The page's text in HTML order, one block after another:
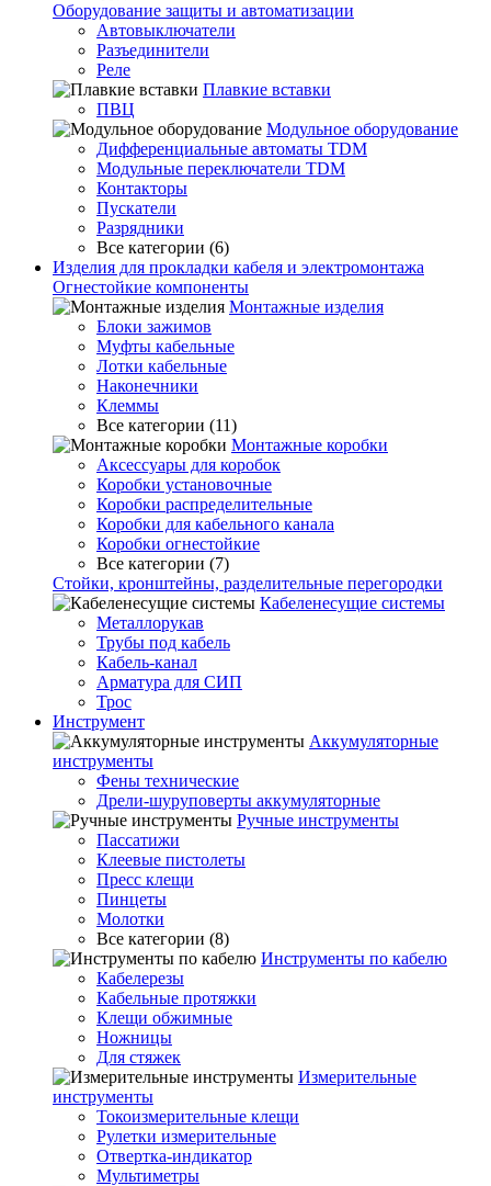
Оборудование защиты и автоматизации
Автовыключатели
Разъединители
Реле
Плавкие вставки
ПВЦ
Модульное оборудование
Дифференциальные автоматы TDM
Модульные переключатели TDM
Контакторы
Пускатели
Разрядники
Все категории (6)
Изделия для прокладки кабеля и электромонтажа
Огнестойкие компоненты
Монтажные изделия
Блоки зажимов
Муфты кабельные
Лотки кабельные
Наконечники
Клеммы
Все категории (11)
Монтажные коробки
Аксессуары для коробок
Коробки установочные
Коробки распределительные
Коробки для кабельного канала
Коробки огнестойкие
Все категории (7)
Стойки, кронштейны, разделительные перегородки
Кабеленесущие системы
Металлорукав
Трубы под кабель
Кабель-канал
Арматура для СИП
Трос
Инструмент
Аккумуляторные
инструменты
Фены технические
Дрели-шуруповерты аккумуляторные
Ручные инструменты
Пассатижи
Клеевые пистолеты
Пресс клещи
Пинцеты
Молотки
Все категории (8)
Инструменты по кабелю
Кабелерезы
Кабельные протяжки
Клещи обжимные
Ножницы
Для стяжек
Измерительные
инструменты
Токоизмерительные клещи
Рулетки измерительные
Отвертка-индикатор
Мультиметры